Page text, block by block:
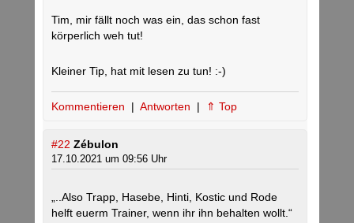
Tim, mir fällt noch was ein, das schon fast
körperlich weh tut!
Kleiner Tip, hat mit lesen zu tun! :-)
Kommentieren | Antworten | ⇑ Top
#22 Zébulon
17.10.2021 um 09:56 Uhr
„..Also Trapp, Hasebe, Hinti, Kostic und Rode
helft euerm Trainer, wenn ihr ihn behalten wollt.“